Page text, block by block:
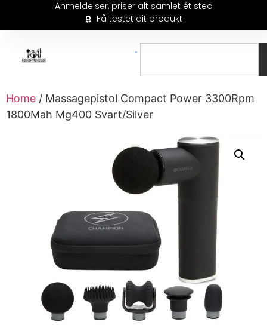
Anmeldelser, priser alt samlet ét sted
Få testet dit produkt
Home / Massagepistol Compact Power 3300Rpm
1800Mah Mg400 Svart/Silver